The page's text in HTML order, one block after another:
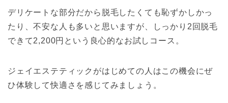
デリケートな部分だから脱毛したくても恥ずかしかっ
たり、不安な人も多いと思いますが、しっかり2回脱毛
できて2,200円という良心的なお試しコース。
ジェイエステティックがはじめての人はこの機会にぜ
ひ体験して快適さを感じてみましょう。